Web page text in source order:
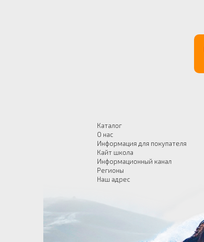
Каталог
О нас
Информация для покупателя
Кайт школа
Информационный канал
Регионы
Наш адрес